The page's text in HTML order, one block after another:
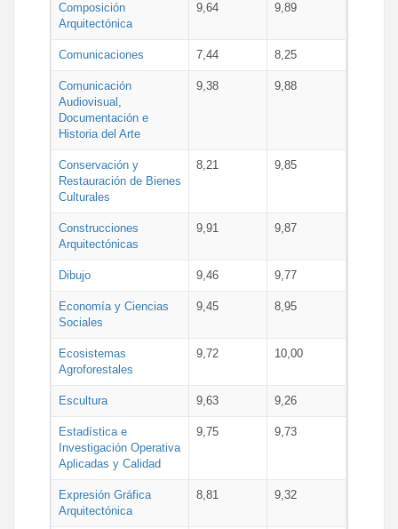
Composición
Arquitectónica
9,64 9,89
Comunicaciones 7,44 8,25
Comunicación
Audiovisual,
Documentación e
Historia del Arte
9,38 9,88
Conservación y
Restauración de Bienes
Culturales
8,21 9,85
Construcciones
Arquitectónicas
9,91 9,87
Dibujo 9,46 9,77
Economía y Ciencias
Sociales
9,45 8,95
Ecosistemas
Agroforestales
9,72 10,00
Escultura 9,63 9,26
Estadística e
Investigación Operativa
Aplicadas y Calidad
9,75 9,73
Expresión Gráfica
Arquitectónica
8,81 9,32